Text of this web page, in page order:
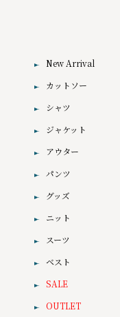
New Arrival
カットソー
シャツ
ジャケット
アウター
パンツ
グッズ
ニット
スーツ
ベスト
SALE
OUTLET